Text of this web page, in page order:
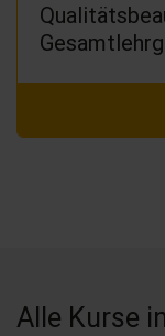
Alle Kurse